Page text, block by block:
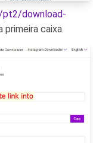
download-
primeira caixa.